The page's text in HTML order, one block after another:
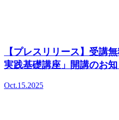
【プレスリリース】受講
実践基礎講座」開講のお
Oct.15.2025